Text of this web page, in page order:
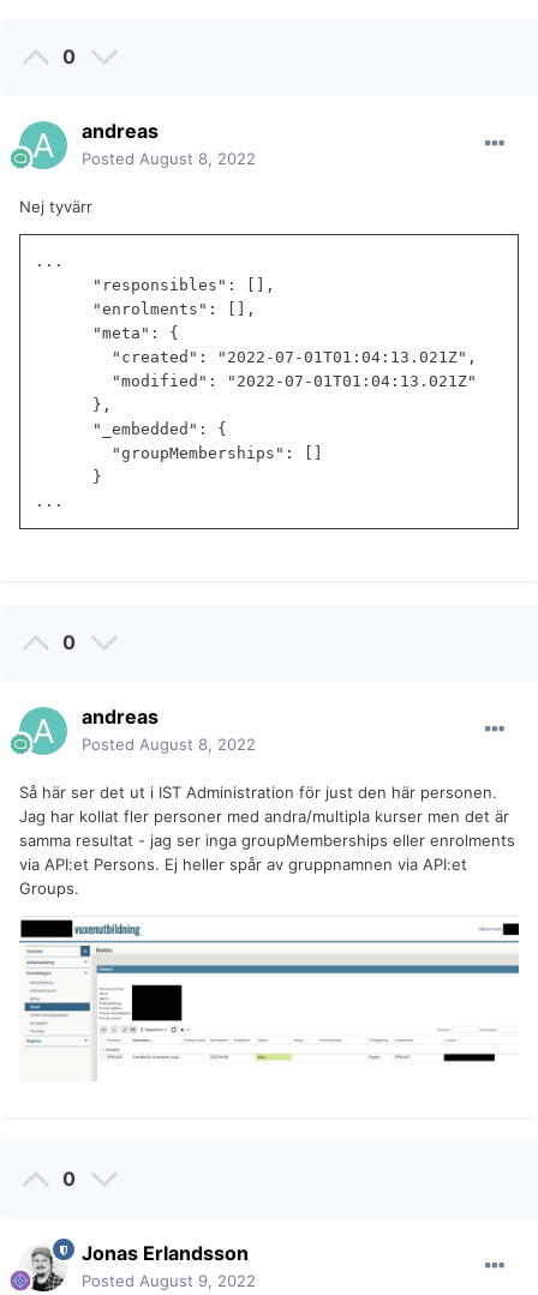
0
andreas
Posted August 8, 2022
Nej tyvärr
...
"responsibles" :
,
"enrolments" :
,
"meta" :
{
"created" : "2022-07-01T01:04:13.021Z" ,
"modified" :
"2022-07-01T01:04:13.021Z"
} ,
"_embedded" :
{
"groupMemberships" :
}
...
0
andreas
Posted August 8, 2022
Så här ser det ut i IST Administration för just den här personen.
Jag har kollat fler personer med andra/multipla kurser men det är
samma resultat - jag ser inga groupMemberships eller enrolments
via API:et Persons. Ej heller spår av gruppnamnen via API:et
Groups.
0
Jonas Erlandsson
Posted August 9, 2022